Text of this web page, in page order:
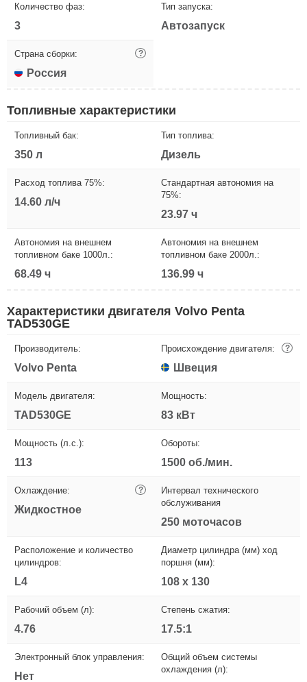
Количество фаз:
3
Тип запуска:
Автозапуск
Страна сборки: ?
Россия
Топливные характеристики
Топливный бак:
350 л
Тип топлива:
Дизель
Расход топлива 75%:
14.60 л/ч
Стандартная автономия на
75%:
23.97 ч
Автономия на внешнем
топливном баке 1000л.:
68.49 ч
Автономия на внешнем
топливном баке 2000л.:
136.99 ч
Характеристики двигателя Volvo Penta
TAD530GE
Производитель:
Volvo Penta
Происхождение двигателя: ?
Швеция
Модель двигателя:
TAD530GE
Мощность:
83 кВт
Мощность (л.с.):
113
Обороты:
1500 об./мин.
Охлаждение: ?
Жидкостное
Интервал технического
обслуживания
250 моточасов
Расположение и количество
цилиндров:
L4
Диаметр цилиндра (мм) ход
поршня (мм):
108 x 130
Рабочий объем (л):
4.76
Степень сжатия:
17.5:1
Электронный блок управления:
Нет
Общий объем системы
охлаждения (л):